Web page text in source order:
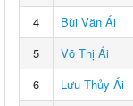
4
Bùi Văn Ái
5
Võ Thị Ái
6
Lưu Thủy Ái